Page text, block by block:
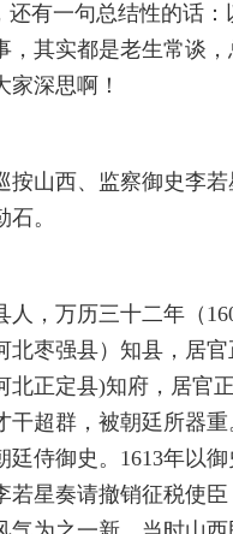
还有一句总结性的话
，其实都是老生常谈
家深思啊！
按山西、监察御史李
。
，万历三十二年（
北枣强县）知县，居
北正定县)知府，居官
超群，被朝廷所器重
廷侍御史。1613年以
若星奏请撤销征税使臣